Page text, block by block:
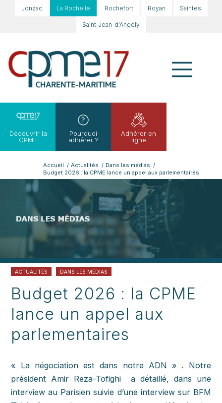
Jonzac La Rochelle Rochefort Royan Saintes
Saint-Jean-d'Angély
Découvrir la
CPME
Pourquoi
adhérer ?
Adhérer en
ligne
Accueil / Actualités / Dans les médias /
Budget 2026 : la CPME lance un appel aux parlementaires
ACTUALITÉS DANS LES MÉDIAS
Budget 2026 : la CPME
lance un appel aux
parlementaires
« La négociation est dans notre ADN » . Notre
président Amir Reza-Tofighi a détaillé, dans une
interview au Parisien suivie d’une interview sur BFM